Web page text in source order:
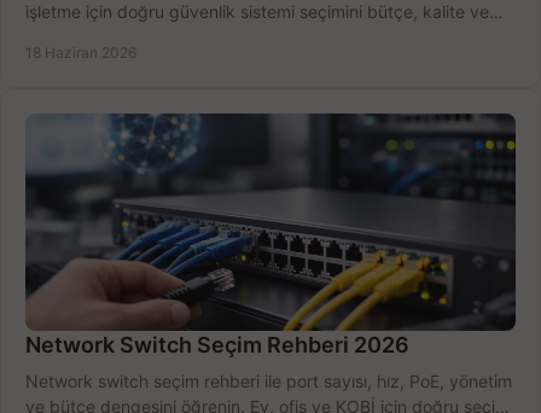
işletme için doğru güvenlik sistemi seçimini bütçe, kalite ve
18 Haziran 2026
Network Switch Seçim Rehberi 2026
Network switch seçim rehberi ile port sayısı, hız, PoE, yönetim
ve bütçe dengesini öğrenin. Ev, ofis ve KOBİ için doğru seçimi